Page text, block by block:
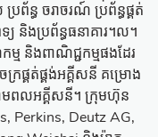
ព័ន្ធ ចរាចរណ៍ ប្រព័ន្ធផ្គត់
ទ្យ និងប្រព័ន្ធធនាគារ។ល។
ម និងពាណិជ្ជកម្មផងដែរ
ក្រផ្គត់ផ្គង់អគ្គីសនី គម្រោង
ាមពលអគ្គីសនី។ ក្រុមហ៊ុន
Perkins, Deutz AG,